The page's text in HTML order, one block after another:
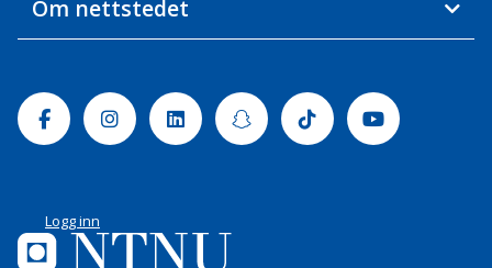
Om nettstedet
FacebookInstagramLinkedinSnapchatTiktok Youtube
Logg inn